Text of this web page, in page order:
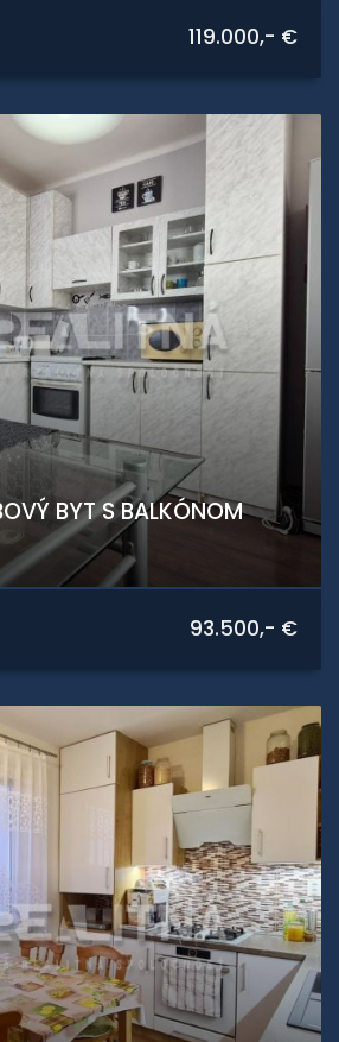
119.000,- €
BYT S BALKÓNOM
93.500,- €